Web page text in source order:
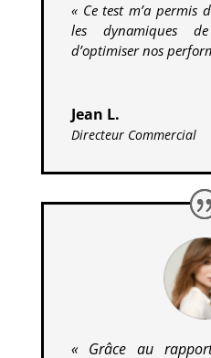
« Ce test m’a permis
les dynamiques
d’optimiser nos
Jean L.
Directeur Commercial
« Grâce au